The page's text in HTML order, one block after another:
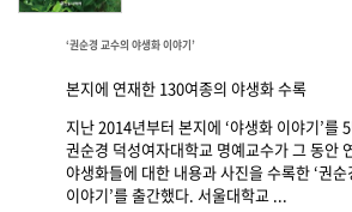
‘권순경 교수의 야생화 이야기’
본지에 연재한 130여종의 야생화 수록
지난 2014년부터 본지에 ‘야생화 이야기’를
권순경 덕성여자대학교 명예교수가 그 동안
야생화들에 대한 내용과 사진을 수록한 ‘권
이야기’를 출간했다. 서울대학교 ...